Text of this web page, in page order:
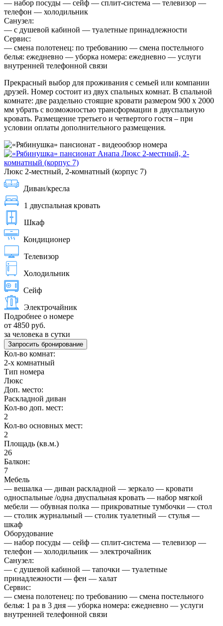
— набор посуды — сейф — сплит-система — телевизор —
телефон — холодильник
Санузел:
— с душевой кабиной — туалетные принадлежности
Сервис:
— смена полотенец: по требованию — смена постельного
белья: ежедневно — уборка номера: ежедневно — услуги
внутренней телефонной связи
Прекрасный выбор для проживания с семьей или компании
друзей. Номер состоит из двух спальных комнат. В спальной
комнате: две раздельно стоящие кровати размером 900 х 2000
мм убрать с возможностью трансформации в двуспальную
кровать. Размещение третьего и четвертого гостя – при
условии оплаты дополнительного размещения.
Люкс 2-местный, 2-комнатный (корпус 7)
Диван/кресла
1 двуспальная кровать
Шкаф
Кондиционер
Телевизор
Холодильник
Сейф
Электрочайник
Подробнее о номере
от 4850 руб.
за человека в сутки
Запросить бронирование
Кол-во комнат:
2-х комнатный
Тип номера
Люкс
Доп. место:
Раскладной диван
Кол-во доп. мест:
2
Кол-во основных мест:
2
Площадь (кв.м.)
26
Балкон:
7
Мебель
— вешалка — диван раскладной — зеркало — кровати
односпальные /одна двуспальная кровать — набор мягкой
мебели — обувная полка — прикроватные тумбочки — стол
— столик журнальный — столик туалетный — стулья —
шкаф
Оборудование
— набор посуды — сейф — сплит-система — телевизор —
телефон — холодильник — электрочайник
Санузел:
— с душевой кабиной — тапочки — туалетные
принадлежности — фен — халат
Сервис:
— смена полотенец: по требованию — смена постельного
белья: 1 ра в 3 дня — уборка номера: ежедневно — услуги
внутренней телефонной связи